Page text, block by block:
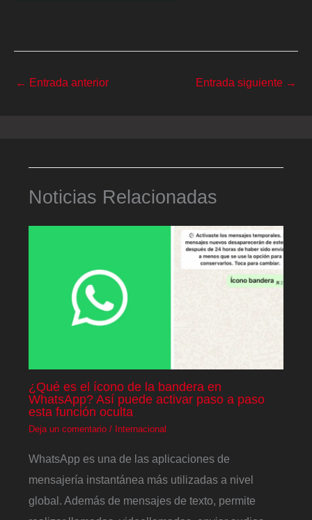
← Entrada anterior Entrada siguiente →
Noticias Relacionadas
¿Qué es el ícono de la bandera en
WhatsApp? Así puede activar paso a paso
esta función oculta
Deja un comentario / Internacional
WhatsApp es una de las aplicaciones de
mensajería instantánea más utilizadas a nivel
global. Además de mensajes de texto, permite